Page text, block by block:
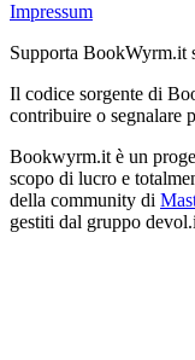
Impressum
Supporta BookWyrm.it
Il codice sorgente di
contribuire o segnalare
Bookwyrm.it è un
scopo di lucro e
della community di
gestiti dal gruppo